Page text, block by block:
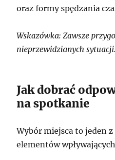
oraz formy spędzania
Wskazówka: Zawsze
nieprzewidzianych sytuacji.
Jak dobrać
na spotkanie
Wybór miejsca to jeden
elementów